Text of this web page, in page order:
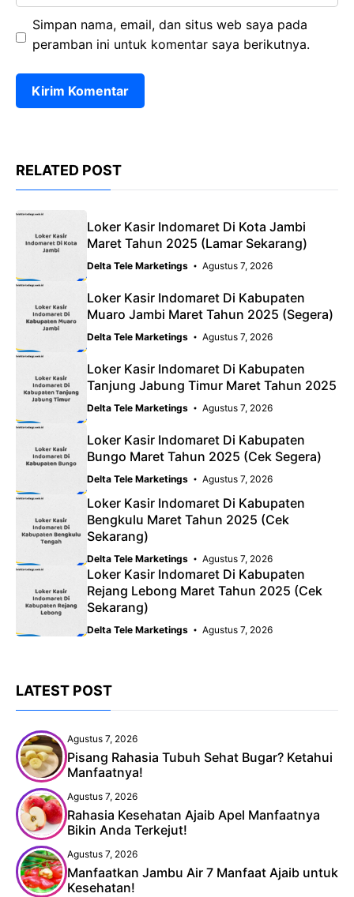
Simpan nama, email, dan situs web saya pada
peramban ini untuk komentar saya berikutnya.
RELATED POST
Loker Kasir Indomaret Di Kota Jambi
Maret Tahun 2025 (Lamar Sekarang)
Delta Tele Marketings Agustus 7, 2026
Loker Kasir Indomaret Di Kabupaten
Muaro Jambi Maret Tahun 2025 (Segera)
Delta Tele Marketings Agustus 7, 2026
Loker Kasir Indomaret Di Kabupaten
Tanjung Jabung Timur Maret Tahun 2025
Delta Tele Marketings Agustus 7, 2026
Loker Kasir Indomaret Di Kabupaten
Bungo Maret Tahun 2025 (Cek Segera)
Delta Tele Marketings Agustus 7, 2026
Loker Kasir Indomaret Di Kabupaten
Bengkulu Maret Tahun 2025 (Cek
Sekarang)
Delta Tele Marketings Agustus 7, 2026
Loker Kasir Indomaret Di Kabupaten
Rejang Lebong Maret Tahun 2025 (Cek
Sekarang)
Delta Tele Marketings Agustus 7, 2026
LATEST POST
Agustus 7, 2026
Pisang Rahasia Tubuh Sehat Bugar? Ketahui
Manfaatnya!
Agustus 7, 2026
Rahasia Kesehatan Ajaib Apel Manfaatnya
Bikin Anda Terkejut!
Agustus 7, 2026
Manfaatkan Jambu Air 7 Manfaat Ajaib untuk
Kesehatan!